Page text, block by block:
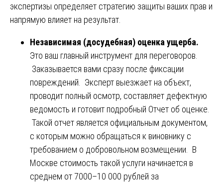
экспертизы определяет стратегию защиты ваших прав и
напрямую влияет на результат.
Независимая (досудебная) оценка ущерба.
Это ваш главный инструмент для переговоров.
Заказывается вами сразу после фиксации
повреждений. Эксперт выезжает на объект,
проводит полный осмотр, составляет дефектную
ведомость и готовит подробный Отчет об оценке.
Такой отчет является официальным документом,
с которым можно обращаться к виновнику с
требованием о добровольном возмещении. В
Москве стоимость такой услуги начинается в
среднем от 7000–10 000 рублей за